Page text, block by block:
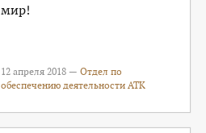
мир!
12 апреля 2018 —Отдел по
обеспечению деятельности АТК